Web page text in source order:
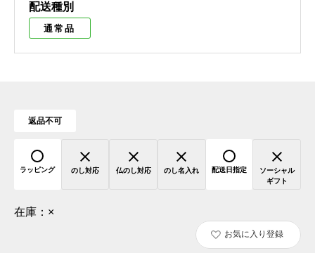
配送種別
通常品
返品不可
ラッピング のし対応 仏のし対応 のし名入れ 配送日指定
ソーシャル
ギフト
在庫： ×
お気に入り登録